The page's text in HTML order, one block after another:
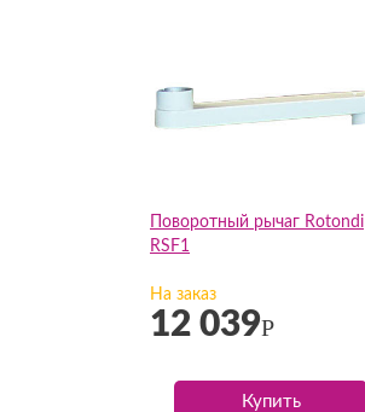
Поворотный рычаг Rotondi
RSF1
На заказ
12 039Р
Купить